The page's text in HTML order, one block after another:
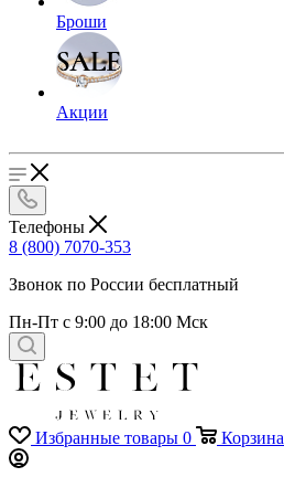
Броши
Акции
Телефоны
8 (800) 7070-353
Звонок по России бесплатный
Пн-Пт с 9:00 до 18:00 Мск
Избранные товары 0 Корзина